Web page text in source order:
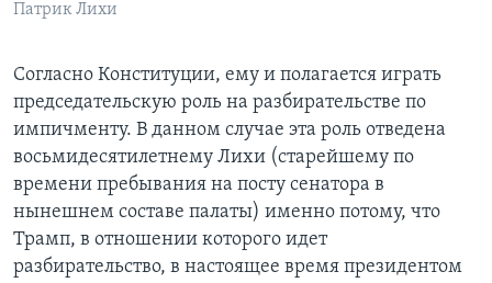
Патрик Лихи
Согласно Конституции, ему и полагается играть
председательскую роль на разбирательстве по
импичменту. В данном случае эта роль отведена
восьмидесятилетнему Лихи (старейшему по
времени пребывания на посту сенатора в
нынешнем составе палаты) именно потому, что
Трамп, в отношении которого идет
разбирательство, в настоящее время президентом